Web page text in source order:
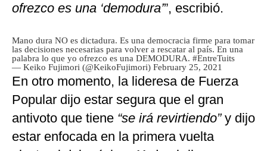
ofrezco es una ‘demodura’”, escribió.
Mano dura NO es dictadura. Es una democracia firme para tomar
las decisiones necesarias para volver a rescatar al país. En una
palabra lo que yo ofrezco es una DEMODURA. #EntreTuits
— Keiko Fujimori (@KeikoFujimori) February 25, 2021
En otro momento, la lideresa de Fuerza
Popular dijo estar segura que el gran
antivoto que tiene “se irá revirtiendo” y dijo
estar enfocada en la primera vuelta